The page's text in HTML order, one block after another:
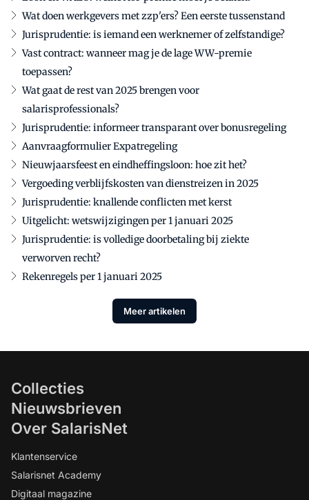
Wat doen werkgevers met zzp'ers? Een eerste tussenstand
Jurisprudentie: is iemand een werknemer of zelfstandige?
Vast contract: wanneer mag je de lage WW-premie
toepassen?
Wat gaat de rest van 2025 brengen voor
salarisprofessionals?
Jurisprudentie: informeer transparant over bonusregeling
Aanvraagformulier Expatregeling
Nieuwjaarsfeest en eindheffingsloon: hoe zit het?
Vergoeding verblijfskosten van dienstreizen in 2025
Jurisprudentie: knallende conflicten met kerst
Uitgelicht: wetswijzigingen per 1 januari 2025
Jurisprudentie: is volledige doorbetaling bij ziekte
verworven recht?
Rekenregels per 1 januari 2025
Meer artikelen
Collecties
Nieuwsbrieven
Over SalarisNet
Klantenservice
Salarisnet Academy
Digitaal magazine